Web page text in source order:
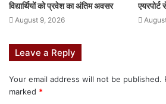
विद्यार्थियों को प्रवेश का अंतिम अवसर
August 9, 2026
Leave a Reply
Your email address will not be published.
marked *